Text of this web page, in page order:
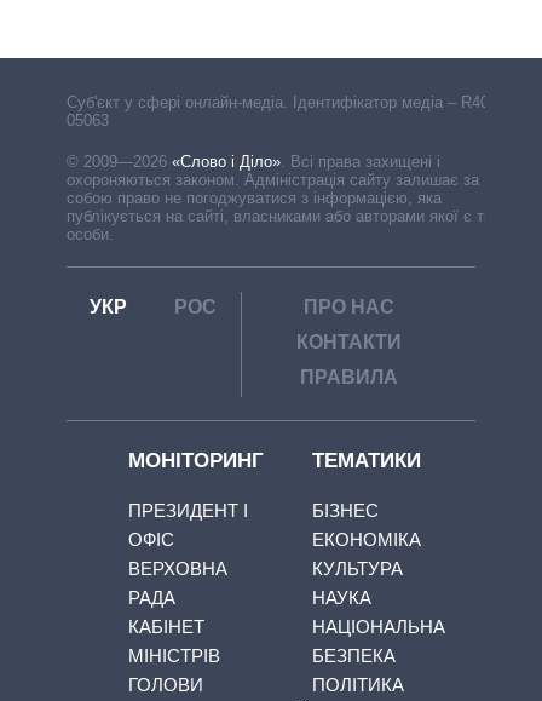
Cуб'єкт у сфері онлайн-медіа. Ідентифікатор медіа – R40-
05063
© 2009—2026 «Слово і Діло». Всі права захищені і
охороняються законом. Адміністрація сайту залишає за
собою право не погоджуватися з інформацією, яка
публікується на сайті, власниками або авторами якої є треті
особи.
УКР РОС
ПРО НАС
КОНТАКТИ
ПРАВИЛА
МОНІТОРИНГ
ПРЕЗИДЕНТ І
ОФІС
ВЕРХОВНА
РАДА
КАБІНЕТ
МІНІСТРІВ
ГОЛОВИ
ТЕМАТИКИ
БІЗНЕС
ЕКОНОМІКА
КУЛЬТУРА
НАУКА
НАЦІОНАЛЬНА
БЕЗПЕКА
ПОЛІТИКА